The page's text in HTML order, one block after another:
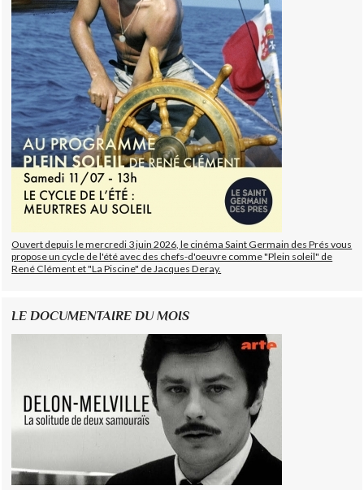
Ouvert depuis le mercredi 3 juin 2026, le cinéma Saint Germain des Prés vous
propose un cycle de l'été avec des chefs-d'oeuvre comme "Plein soleil" de
René Clément et "La Piscine" de Jacques Deray.
LE DOCUMENTAIRE DU MOIS